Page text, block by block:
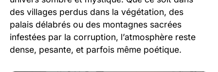
des villages perdus dans la végétation, des
palais délabrés ou des montagnes sacrées
infestées par la corruption, l’atmosphère reste
dense, pesante, et parfois même poétique.